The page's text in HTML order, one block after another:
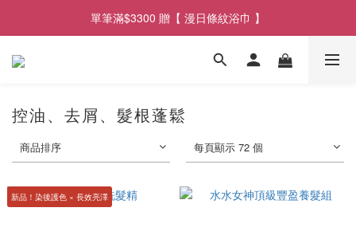
單筆滿$2900享【 免運遞送 】
單筆滿$3300 贈【 漫日條紋浴巾 】
單筆滿$2900享【 免運遞送 】
控油、去屑、髮根蓬鬆
商品排序 每頁顯示 72 個
新品！染後護色 × 長效亮澤